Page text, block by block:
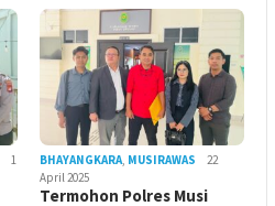
1
BHAYANGKARA, MUSIRAWAS
22
April 2025
Termohon Polres Musi